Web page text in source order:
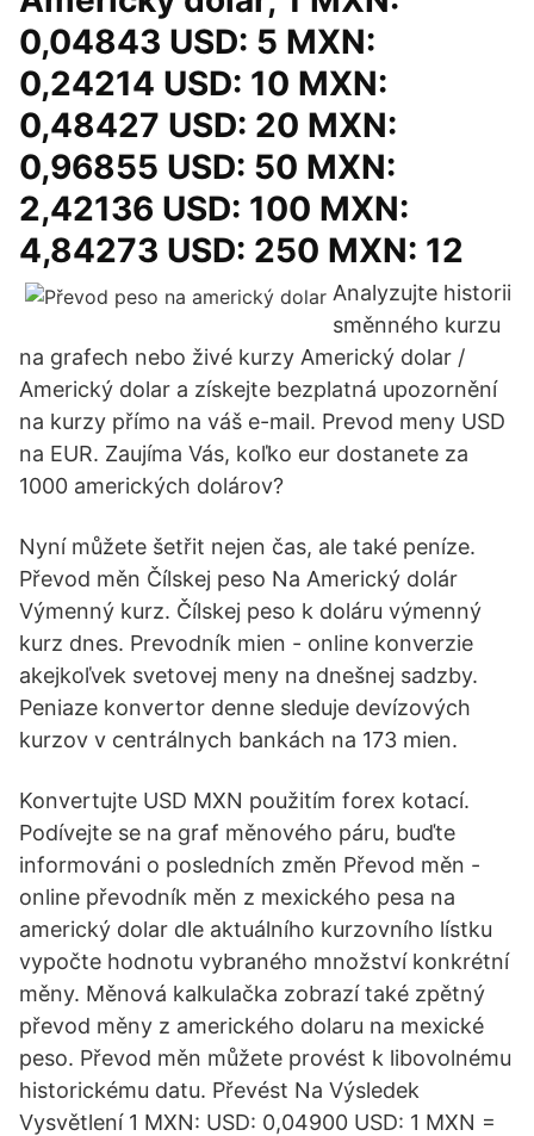
0,04843 USD: 5 MXN:
0,24214 USD: 10 MXN:
0,48427 USD: 20 MXN:
0,96855 USD: 50 MXN:
2,42136 USD: 100 MXN:
4,84273 USD: 250 MXN: 12
Analyzujte historii
směnného kurzu
na grafech nebo živé kurzy Americký dolar /
Americký dolar a získejte bezplatná upozornění
na kurzy přímo na váš e-mail. Prevod meny USD
na EUR. Zaujíma Vás, koľko eur dostanete za
1000 amerických dolárov?
Nyní můžete šetřit nejen čas, ale také peníze.
Převod měn Čílskej peso Na Americký dolár
Výmenný kurz. Čílskej peso k doláru výmenný
kurz dnes. Prevodník mien - online konverzie
akejkoľvek svetovej meny na dnešnej sadzby.
Peniaze konvertor denne sleduje devízových
kurzov v centrálnych bankách na 173 mien.
Konvertujte USD MXN použitím forex kotací.
Podívejte se na graf měnového páru, buďte
informováni o posledních změn Převod měn -
online převodník měn z mexického pesa na
americký dolar dle aktuálního kurzovního lístku
vypočte hodnotu vybraného množství konkrétní
měny. Měnová kalkulačka zobrazí také zpětný
převod měny z amerického dolaru na mexické
peso. Převod měn můžete provést k libovolnému
historickému datu. Převést Na Výsledek
Vysvětlení 1 MXN: USD: 0,04900 USD: 1 MXN =